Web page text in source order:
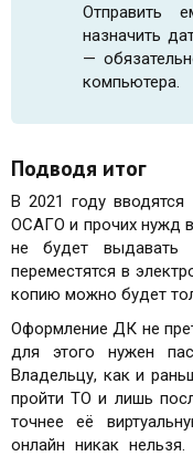
Отправить
назначить
—
компьютера.
Подводя итог
В 2021 году
ОСАГО и прочих нужд
не будет
переместятся в
копию можно будет
Оформление ДК не
для этого нужен
Владельцу, как и
пройти ТО и лишь
точнее её
онлайн никак